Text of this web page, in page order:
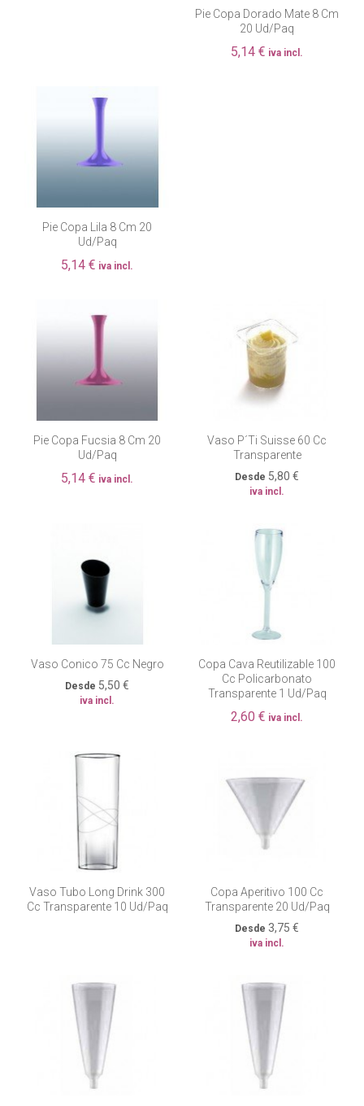
Pie Copa Dorado Mate 8 Cm
20 Ud/paq
5,14 € iva incl.
Pie Copa Lila 8 Cm 20
Ud/paq
5,14 € iva incl.
Pie Copa Fucsia 8 Cm 20
Ud/paq
5,14 € iva incl.
Vaso P´ti Suisse 60 Cc
Transparente
Desde 5,80 €
iva incl.
Vaso Conico 75 Cc Negro
Desde 5,50 €
iva incl.
Copa Cava Reutilizable 100
Cc Policarbonato
Transparente 1 Ud/paq
2,60 € iva incl.
Vaso Tubo Long Drink 300
Cc Transparente 10 Ud/paq
Copa Aperitivo 100 Cc
Transparente 20 Ud/paq
Desde 3,75 €
iva incl.